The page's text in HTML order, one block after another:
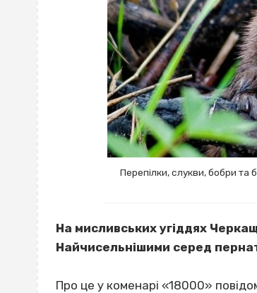
Перепілки, слукви, бобри та
На мисливських угіддях
Найчисельнішими серед
Про це у коменарі «18000»